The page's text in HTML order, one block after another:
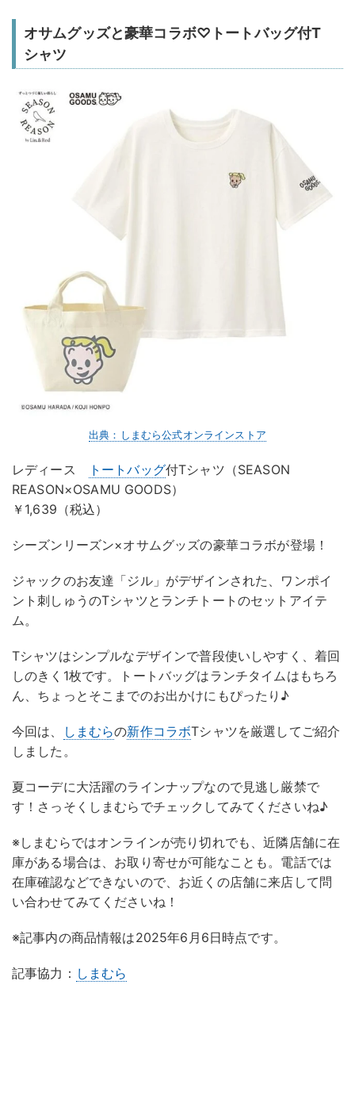
オサムグッズと豪華コラボ♡トートバッグ付T
シャツ
出典：しまむら公式オンラインストア
レディース トートバッグ付Tシャツ（SEASON
REASON×OSAMU GOODS）
￥1,639（税込）
シーズンリーズン×オサムグッズの豪華コラボが登場！
ジャックのお友達「ジル」がデザインされた、ワンポイ
ント刺しゅうのTシャツとランチトートのセットアイテ
ム。
Tシャツはシンプルなデザインで普段使いしやすく、着回
しのきく1枚です。トートバッグはランチタイムはもちろ
ん、ちょっとそこまでのお出かけにもぴったり♪
今回は、 しまむらの新作コラボTシャツを厳選してご紹介
しました。
夏コーデに大活躍のラインナップなので見逃し厳禁で
す！さっそくしまむらでチェックしてみてくださいね♪
※しまむらではオンラインが売り切れでも、近隣店舗に在
庫がある場合は、お取り寄せが可能なことも。電話では
在庫確認などできないので、お近くの店舗に来店して問
い合わせてみてくださいね！
※記事内の商品情報は2025年6月6日時点です。
記事協力： しまむら